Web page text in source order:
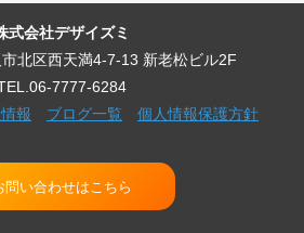
式会社デザイズミ
北区西天満4-7-13 新老松ビル2F
7777-6284
報 ブログ一覧 個人情報保護方針
問い合わせはこちら